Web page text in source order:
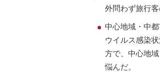
外問わず旅行
中心地域・中
ウイルス感染
方で、中心地
悩んだ。